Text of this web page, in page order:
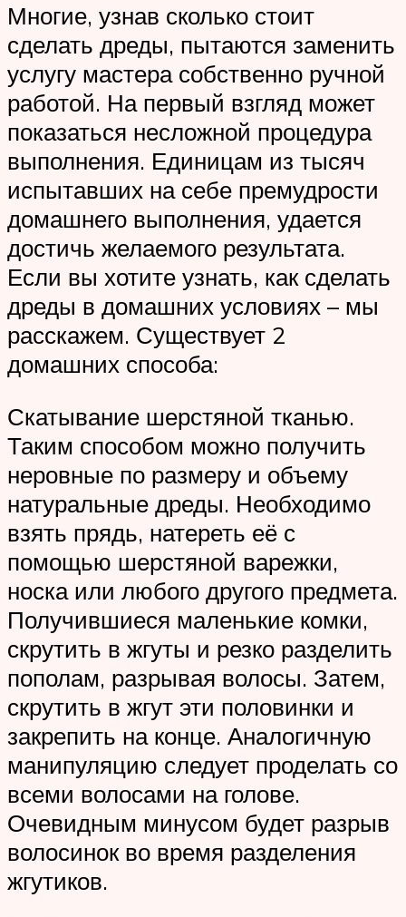
Многие, узнав сколько стоит
сделать дреды, пытаются заменить
услугу мастера собственно ручной
работой. На первый взгляд может
показаться несложной процедура
выполнения. Единицам из тысяч
испытавших на себе премудрости
домашнего выполнения, удается
достичь желаемого результата.
Если вы хотите узнать, как сделать
дреды в домашних условиях – мы
расскажем. Существует 2
домашних способа:
Скатывание шерстяной тканью.
Таким способом можно получить
неровные по размеру и объему
натуральные дреды. Необходимо
взять прядь, натереть её с
помощью шерстяной варежки,
носка или любого другого предмета.
Получившиеся маленькие комки,
скрутить в жгуты и резко разделить
пополам, разрывая волосы. Затем,
скрутить в жгут эти половинки и
закрепить на конце. Аналогичную
манипуляцию следует проделать со
всеми волосами на голове.
Очевидным минусом будет разрыв
волосинок во время разделения
жгутиков.